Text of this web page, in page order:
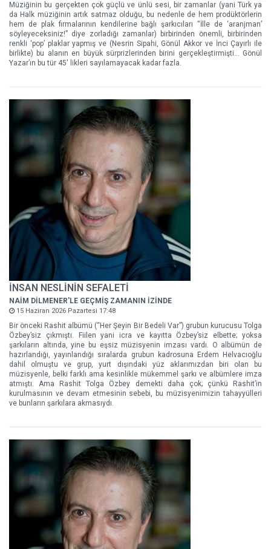
Müziğinin bu gerçekten çok güçlü ve ünlü sesi, bir zamanlar (yani Türk ya
da Halk müziğinin artık satmaz olduğu, bu nedenle de hem prodüktörlerin
hem de plak firmalarının kendilerine bağlı şarkıcıları “İlle de ‘aranjman’
söyleyeceksiniz!” diye zorladığı zamanlar) birbirinden önemli, birbirinden
renkli ‘pop’ plaklar yapmış ve (Nesrin Sipahi, Gönül Akkor ve İnci Çayırlı ile
birlikte) bu alanın en büyük sürprizlerinden birini gerçekleştirmişti… Gönül
Yazar’ın bu tür 45' likleri sayılamayacak kadar fazla.
İNSAN NESLİNİN SEFALETİ
NAİM DİLMENER'LE GEÇMİŞ ZAMANIN İZİNDE
15 Haziran 2026 Pazartesi 17:48
Bir önceki Rashit albümü (“Her Şeyin Bir Bedeli Var”) grubun kurucusu Tolga
Özbey’siz çıkmıştı. Fiilen yani icra ve kayıtta Özbey’siz elbette; yoksa
şarkıların altında, yine bu eşsiz müzisyenin imzası vardı. O albümün de
hazırlandığı, yayınlandığı sıralarda grubun kadrosuna Erdem Helvacıoğlu
dahil olmuştu ve grup, yurt dışındaki yüz aklarımızdan biri olan bu
müzisyenle, belki farklı ama kesinlikle mükemmel şarkı ve albümlere imza
atmıştı. Ama Rashit Tolga Özbey demekti daha çok; çünkü Rashit’in
kurulmasının ve devam etmesinin sebebi, bu müzisyenimizin tahayyülleri
ve bunların şarkılara akmasıydı.